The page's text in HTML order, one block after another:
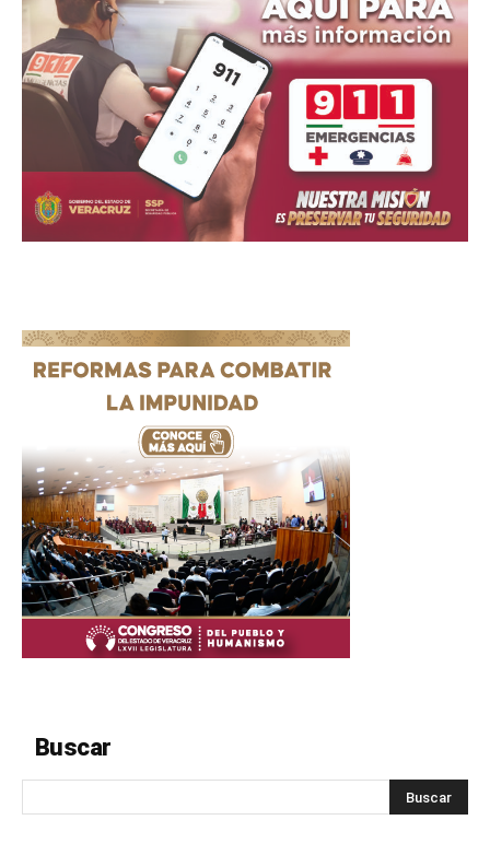
Buscar